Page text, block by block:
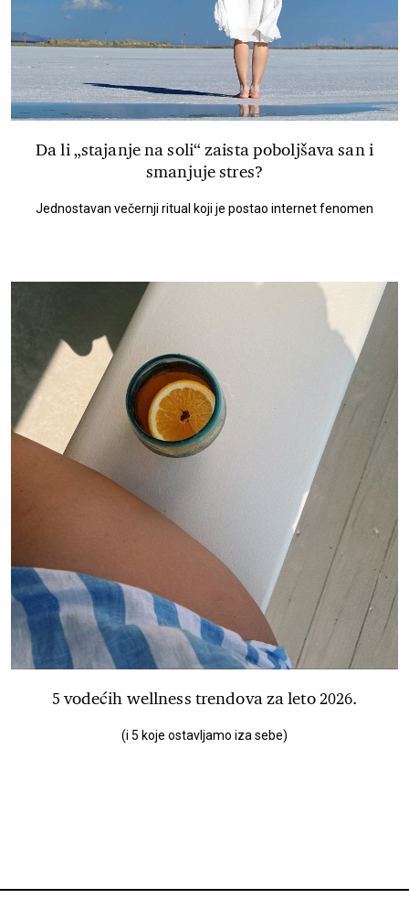
Da li „stajanje na soli“ zaista poboljšava san i
smanjuje stres?
Jednostavan večernji ritual koji je postao internet fenomen
5 vodećih wellness trendova za leto 2026.
(i 5 koje ostavljamo iza sebe)